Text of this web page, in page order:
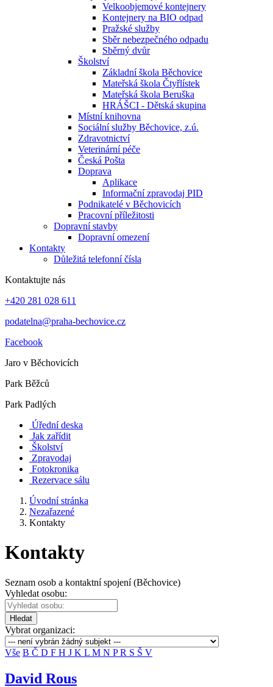
Velkoobjemové kontejnery
Kontejnery na BIO odpad
Pražské služby
Sběr nebezpečného odpadu
Sběrný dvůr
Školství
Základní škola Běchovice
Mateřská škola Čtyřlístek
Mateřská škola Beruška
HRÁŠCI - Dětská skupina
Místní knihovna
Sociální služby Běchovice, z.ú.
Zdravotnictví
Veterinární péče
Česká Pošta
Doprava
Aplikace
Informační zpravodaj PID
Podnikatelé v Běchovicích
Pracovní příležitosti
Dopravní stavby
Dopravní omezení
Kontakty
Důležitá telefonní čísla
Kontaktujte nás
+420 281 028 611
podatelna@praha-bechovice.cz
Facebook
Jaro v Běchovicích
Park Běžců
Park Padlých
Úřední deska
Jak zařídit
Školství
Zpravodaj
Fotokronika
Rezervace sálu
Úvodní stránka
Nezařazené
Kontakty
Kontakty
Seznam osob a kontaktní spojení (Běchovice)
Vyhledat osobu:
Hledat
Vybrat organizaci:
Vše B Č D F H J K L M N PR S Š V
David Rous